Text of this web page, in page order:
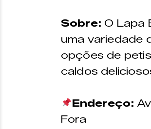
Sobre: O Lapa
uma variedade
opções de
caldos
Endereço:
Fora